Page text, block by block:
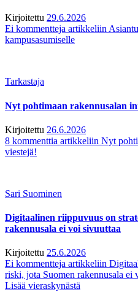
Kirjoitettu 29.6.2026
Ei kommentteja artikkeliin
kampusasumiselle
Tarkastaja
Nyt pohtimaan rakennusalan
Kirjoitettu 26.6.2026
8 kommenttia artikkeliin Nyt
viestejä!
Sari Suominen
Digitaalinen riippuvuus on
rakennusala ei voi sivuuttaa
Kirjoitettu 25.6.2026
Ei kommentteja artikkeliin
riski, jota Suomen rakennusala ei
Lisää vieraskynästä